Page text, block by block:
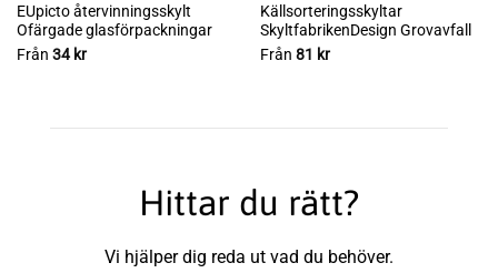
EUpicto återvinningsskylt
Ofärgade glasförpackningar
Från 34 kr
Källsorteringsskyltar
SkyltfabrikenDesign Grovavfall
Från 81 kr
Hittar du rätt?
Vi hjälper dig reda ut vad du behöver.